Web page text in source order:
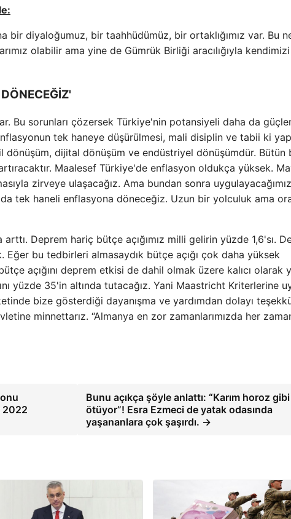
bir diyaloğumuz, bir taahhüdümüz, bir ortaklığımız var. Bu
olabilir ama yine de Gümrük Birliği aracılığıyla
Bu sorunları çözersek Türkiye'nin potansiyeli daha da
tek haneye düşürülmesi, mali disiplin ve tabii ki
dönüşüm, dijital dönüşüm ve endüstriyel dönüşümdür. Bütün
Maalesef Türkiye'de enflasyon oldukça yüksek.
zirveye ulaşacağız. Ama bundan sonra uygulayacağımız
tek haneli enflasyona döneceğiz. Uzun bir yolculuk ama
arttı. Deprem hariç bütçe açığımız milli gelirin yüzde 1,6'sı.
Eğer bu tedbirleri almasaydık bütçe açığı çok daha yüksek
açığını deprem etkisi de dahil olmak üzere kalıcı olarak
yüzde 35'in altında tutacağız. Yani Maastricht Kriterlerine
bize gösterdiği dayanışma ve yardımdan dolayı
minnettarız. “Almanya en zor zamanlarımızda her
2022
Bunu açıkça şöyle anlattı: “Karım horoz gibi
ötüyor”! Esra Ezmeci de yatak odasında
yaşananlara çok şaşırdı. →